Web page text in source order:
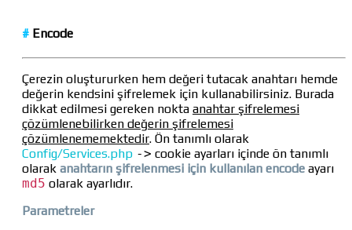
# Encode
Çerezin oluştururken hem değeri tutacak anahtarı hemde
değerin kendsini şifrelemek için kullanabilirsiniz. Burada
dikkat edilmesi gereken nokta anahtar şifrelemesi
çözümlenebilirken değerin şifrelemesi
çözümlenememektedir. Ön tanımlı olarak
Config/Services.php -> cookie ayarları içinde ön tanımlı
olarak anahtarın şifrelenmesi için kullanılan encode ayarı
md5 olarak ayarlıdır.
Parametreler